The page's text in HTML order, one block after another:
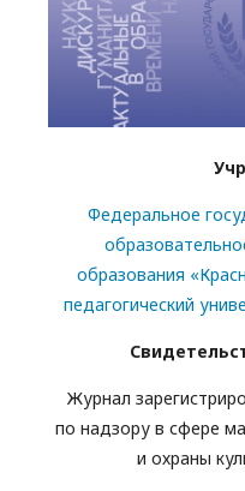
Федеральное
образования
педагогический
Журнал
по надзору в сфере
и охраны